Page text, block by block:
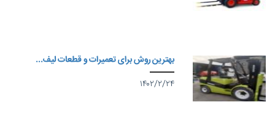
بهترین روش برای تعمیرات و قطعات لیف...
۱۴۰۲/۲/۲۴